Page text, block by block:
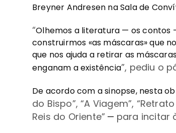
Breyner Andresen na Sala de
“Olhemos a literatura — os contos
construirmos «as máscaras» que
que nos ajuda a retirar as
enganam a existência”, pediu o
De acordo com a sinopse, nesta
do Bispo”,“A Viagem”, “
Reis do Oriente” — para incitar